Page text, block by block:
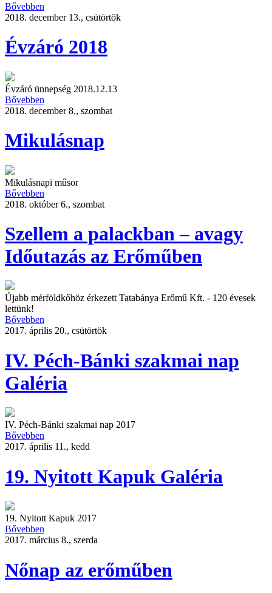
Bővebben
2018. december 13., csütörtök
Évzáró 2018
Évzáró ünnepség 2018.12.13
Bővebben
2018. december 8., szombat
Mikulásnap
Mikulásnapi műsor
Bővebben
2018. október 6., szombat
Szellem a palackban – avagy
Időutazás az Erőműben
Újabb mérföldkőhöz érkezett Tatabánya Erőmű Kft. - 120 évesek
lettünk!
Bővebben
2017. április 20., csütörtök
IV. Péch-Bánki szakmai nap
Galéria
IV. Péch-Bánki szakmai nap 2017
Bővebben
2017. április 11., kedd
19. Nyitott Kapuk Galéria
19. Nyitott Kapuk 2017
Bővebben
2017. március 8., szerda
Nőnap az erőműben